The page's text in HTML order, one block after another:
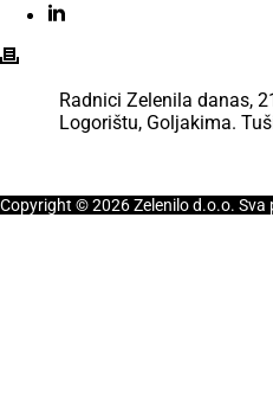
Radnici Zelenila danas,
Logorištu, Goljakima.
Copyright © 2026 Zelenilo d.o.o. Sva